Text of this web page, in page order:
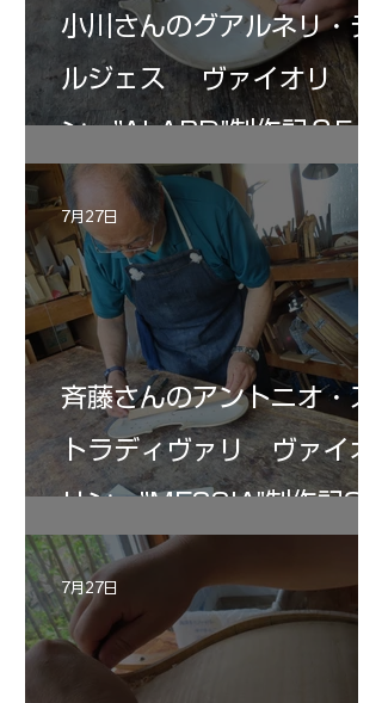
小川さんのグアルネリ・デ
ルジェス ヴァイオリ
ン ”ALARD"制作記３5
斉藤さんのアントニオ・ス
トラディヴァリ ヴァイオ
リン ”MESSIA"制作記33
7月27日
7月27日